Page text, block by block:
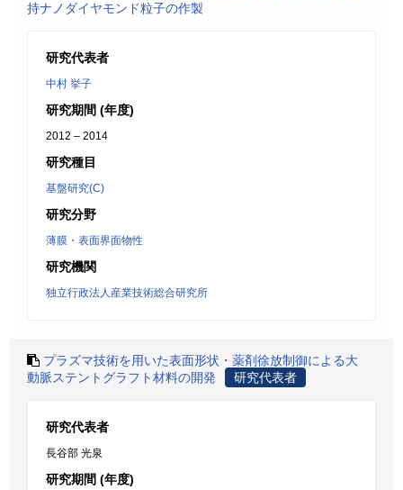
持ナノダイヤモンド粒子の作製
研究代表者
中村 挙子
研究期間 (年度)
2012 – 2014
研究種目
基盤研究(C)
研究分野
薄膜・表面界面物性
研究機関
独立行政法人産業技術総合研究所
プラズマ技術を用いた表面形状・薬剤徐放制御による大
動脈ステントグラフト材料の開発
研究代表者
研究代表者
長谷部 光泉
研究期間 (年度)